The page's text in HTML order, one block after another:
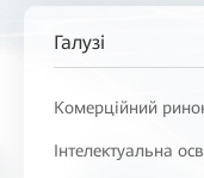
Галузі
Комерційний
Інтелектуальна